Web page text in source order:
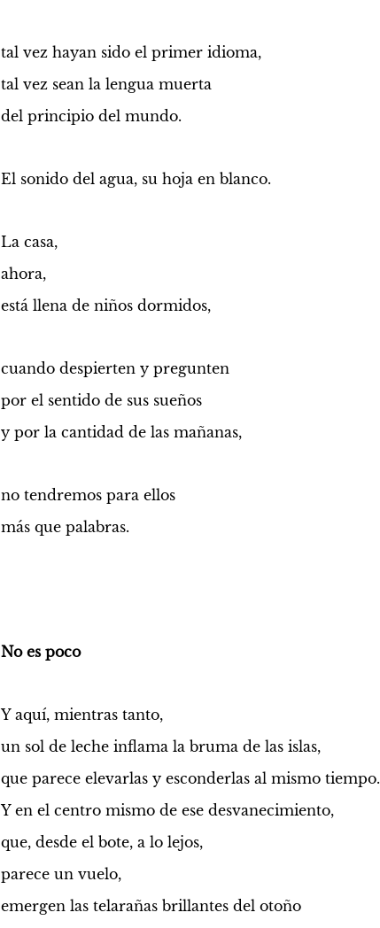
tal vez hayan sido el primer idioma,
tal vez sean la lengua muerta
del principio del mundo.
El sonido del agua, su hoja en blanco.
La casa,
ahora,
está llena de niños dormidos,
cuando despierten y pregunten
por el sentido de sus sueños
y por la cantidad de las mañanas,
no tendremos para ellos
más que palabras.
No es poco
Y aquí, mientras tanto,
un sol de leche inflama la bruma de las islas,
que parece elevarlas y esconderlas al mismo tiempo.
Y en el centro mismo de ese desvanecimiento,
que, desde el bote, a lo lejos,
parece un vuelo,
emergen las telarañas brillantes del otoño